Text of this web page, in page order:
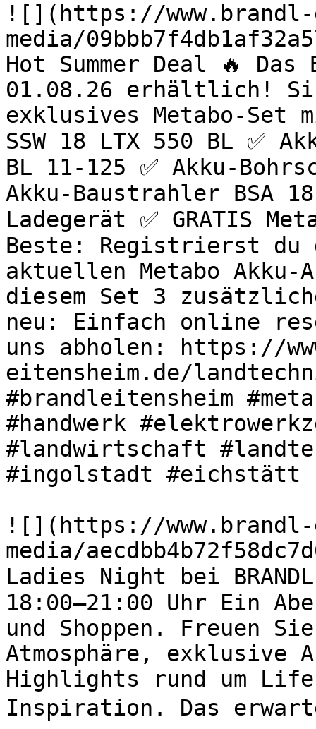
![](https://
media/
Hot Summer Deal 🔥 Das
01.08.26 erhältlich!
exklusives Metabo-Set
SSW 18 LTX 550 BL ✅
BL 11-125 ✅ Akku-
Akku-Baustrahler BSA
Ladegerät ✅ GRATIS
Beste: Registrierst du
aktuellen Metabo
diesem Set 3
neu: Einfach online
uns abholen: https://
eitensheim.de/
#brandleitensheim
#handwerk
#landwirtschaft
#ingolstadt #eichstätt
![](https://
media/
Ladies Night bei
18:00–21:00 Uhr Ein
und Shoppen. Freuen
Atmosphäre, exklusive
Highlights rund um
Inspiration. Das